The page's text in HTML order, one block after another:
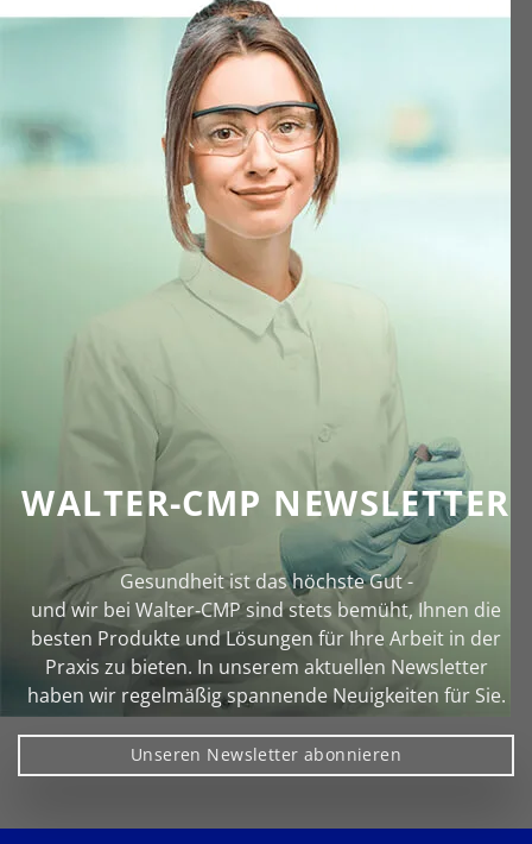
WALTER-CMP NEWSLETTER
Gesundheit ist das höchste Gut -
und wir bei Walter‑CMP sind stets bemüht, Ihnen die
besten Produkte und Lösungen für Ihre Arbeit in der
Praxis zu bieten. In unserem aktuellen Newsletter
haben wir regelmäßig spannende Neuigkeiten für Sie.
Unseren Newsletter abonnieren